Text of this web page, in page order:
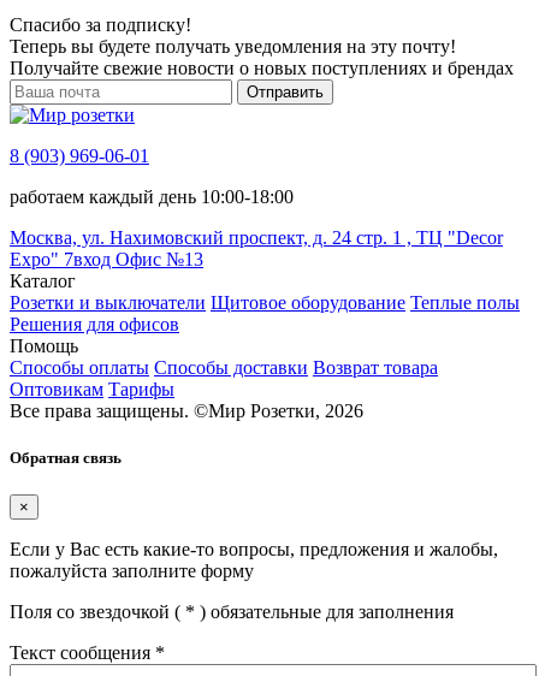
Спасибо за подписку!
Теперь вы будете получать уведомления на эту почту!
Получайте свежие новости о новых поступлениях и брендах
Отправить
8 (903) 969-06-01
работаем каждый день 10:00-18:00
Москва, ул. Нахимовский проспект, д. 24 стр. 1 , ТЦ "Decor
Expo" 7вход Офис №13
Каталог
Розетки и выключатели Щитовое оборудование Теплые полы
Решения для офисов
Помощь
Способы оплаты Способы доставки Возврат товара
Оптовикам Тарифы
Все права защищены. ©Мир Розетки, 2026
Обратная связь
×
Если у Вас есть какие-то вопросы, предложения и жалобы,
пожалуйста заполните форму
Поля со звездочкой ( * ) обязательные для заполнения
Текст сообщения *